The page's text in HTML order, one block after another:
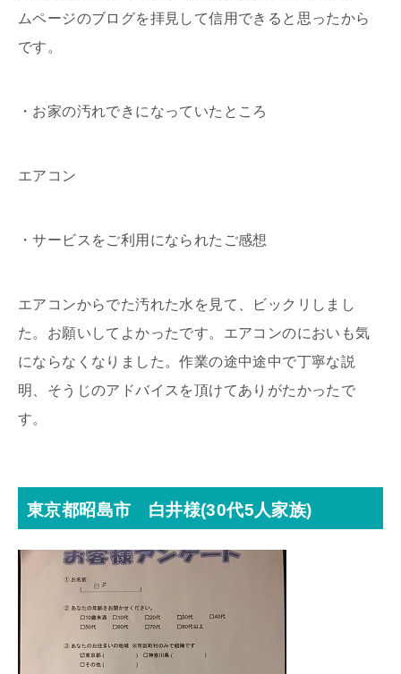
ムページのブログを拝見して信用できると思ったから
です。
・お家の汚れできになっていたところ
エアコン
・サービスをご利用になられたご感想
エアコンからでた汚れた水を見て、ビックリしまし
た。お願いしてよかったです。エアコンのにおいも気
にならなくなりました。作業の途中途中で丁寧な説
明、そうじのアドバイスを頂けてありがたかったで
す。
東京都昭島市 白井様(30代5人家族)